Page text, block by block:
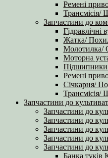
Ремені
Трансмісія/
Запчастини до
Гідравлічні
Жатка/
Молотилка/
Моторна
Ремені
Січкарня/
Трансмісія/
Запчастини до
Запчастини до
Запчастини до
Запчастини до
Запчастини до
Запчастини до
Банка туків